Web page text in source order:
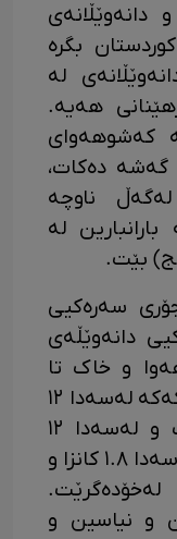
بگرە
لە
هەیە.
کەشوهەوای
گەشە دەکات،
ناوچە
لە
سەرەکیی
دانەوێڵەی
و خاک تا
ڕادەیەک دەگۆڕێت. بە تێکڕا ناوکەکە لەسەدا ١٢
ئاو و لەسەدا ٧٠ کاربۆهیدرات و لەسەدا ١٢
پرۆتین و لەسەدا ٢ چەوری و لەسەدا ١.٨ کانزا و
لەخۆدەگرێت.
و نیاسین و